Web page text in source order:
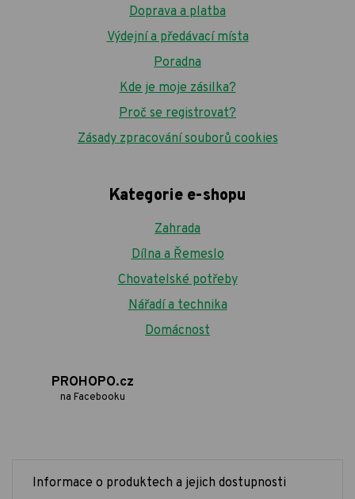
Doprava a platba
Výdejní a předávací místa
Poradna
Kde je moje zásilka?
Proč se registrovat?
Zásady zpracování souborů cookies
Kategorie e-shopu
Zahrada
Dílna a Řemeslo
Chovatelské potřeby
Nářadí a technika
Domácnost
PROHOPO.cz
na Facebooku
Informace o produktech a jejich dostupnosti